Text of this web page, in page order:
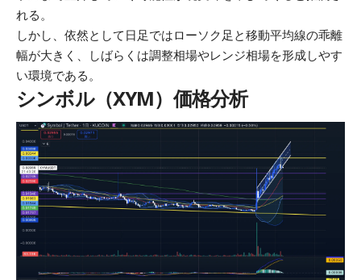
れる。
しかし、依然として日足ではローソク足と移動平均線の乖離
幅が大きく、しばらくは調整相場やレンジ相場を形成しやす
い環境である。
シンボル（XYM）価格分析